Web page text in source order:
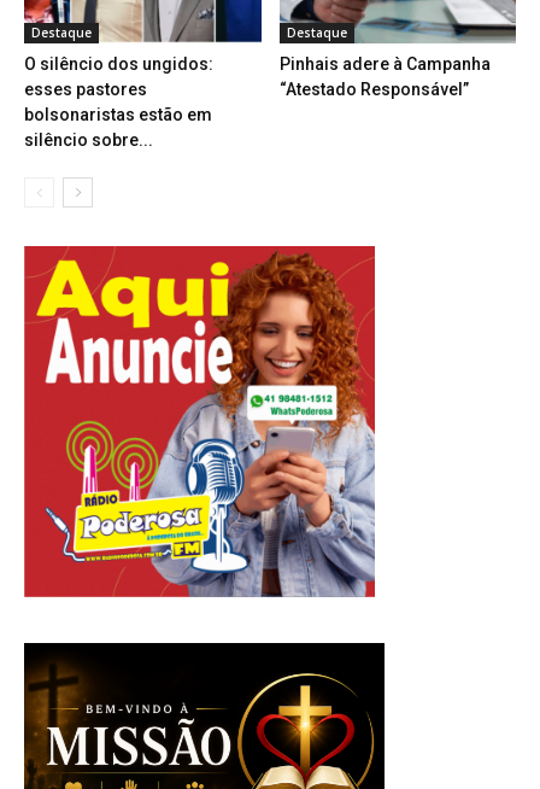
Destaque
O silêncio dos ungidos:
esses pastores
bolsonaristas estão em
silêncio sobre...
Destaque
Pinhais adere à Campanha
“Atestado Responsável”